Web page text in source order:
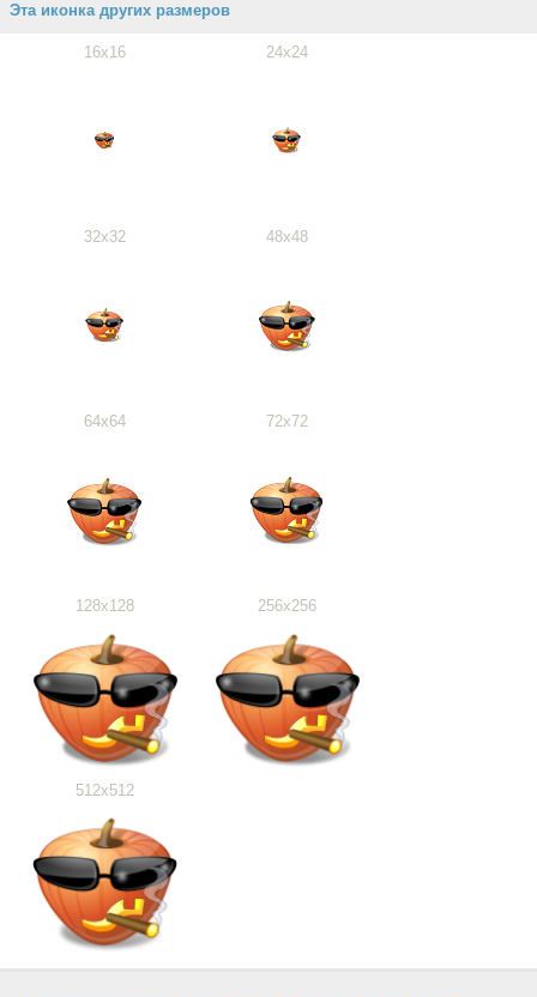
Эта иконка других размеров
16x16 24x24
32x32 48x48
64x64 72x72
128x128 256x256
512x512